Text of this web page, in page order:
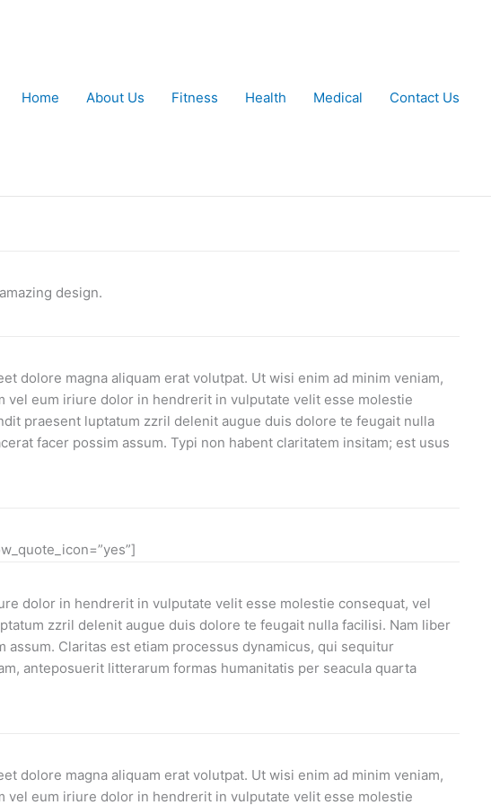
Home About Us Fitness Health Medical Contact Us
design.
dolore magna aliquam erat volutpat. Ut wisi enim ad minim veniam,
eum iriure dolor in hendrerit in vulputate velit esse molestie
praesent luptatum zzril delenit augue duis dolore te feugait nulla
facer possim assum. Typi non habent claritatem insitam; est usus
dolor in hendrerit in vulputate velit esse molestie consequat, vel
zzril delenit augue duis dolore te feugait nulla facilisi. Nam liber
Claritas est etiam processus dynamicus, qui sequitur
anteposuerit litterarum formas humanitatis per seacula quarta
dolore magna aliquam erat volutpat. Ut wisi enim ad minim veniam,
eum iriure dolor in hendrerit in vulputate velit esse molestie